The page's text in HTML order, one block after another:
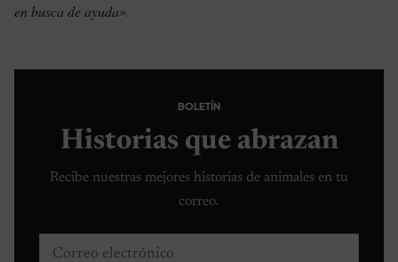
en busca de ayuda».
BOLETÍN
Historias que abrazan
Recibe nuestras mejores historias de animales en tu
correo.
Correo electrónico